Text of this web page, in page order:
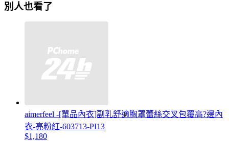
別人也看了
aimerfeel -[單品內衣]副乳舒適胸罩蕾絲交叉包覆高?邊內
衣-亮粉紅-603713-PI13
$1,180